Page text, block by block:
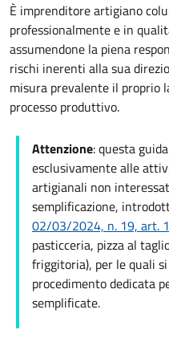
È imprenditore artigiano
professionalmente e in
assumendone la piena
rischi inerenti alla sua
misura prevalente il proprio
processo produttivo.
Attenzione: questa
esclusivamente alle
artigianali non
semplificazione,
02/03/2024, n. 19, art.
pasticceria, pizza al
friggitoria), per le quali
procedimento dedicata
semplificate.